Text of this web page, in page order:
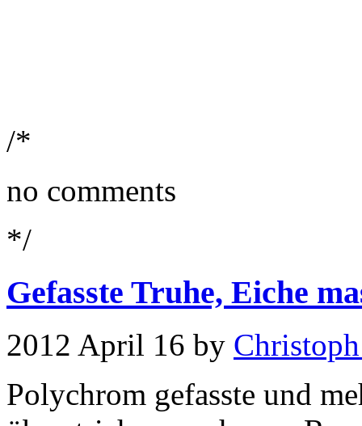
/*
no comments
*/
Gefasste Truhe, Eiche
2012 April 16 by
Polychrom gefasste und